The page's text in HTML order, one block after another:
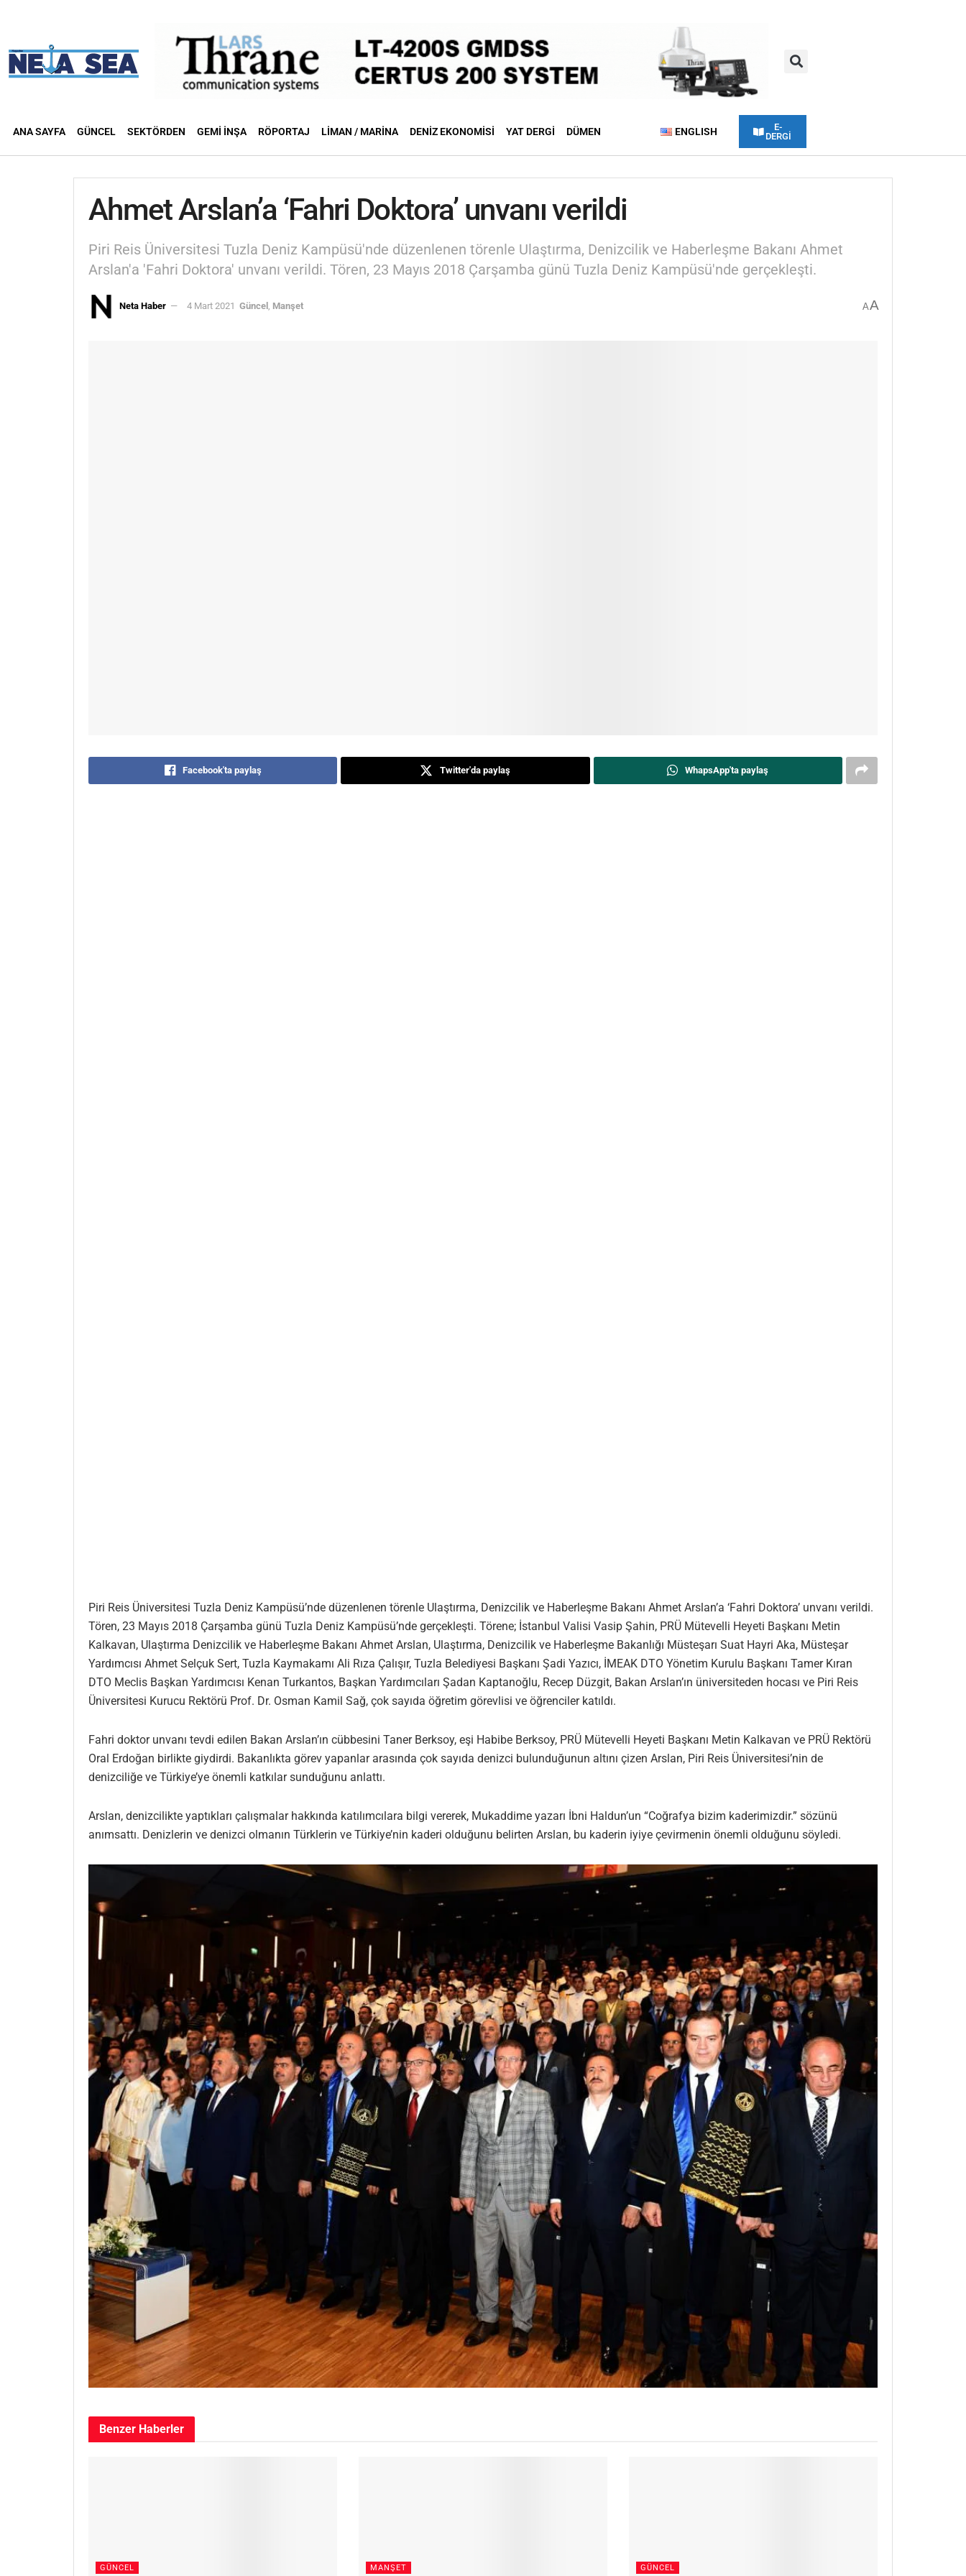
ANA SAYFA GÜNCEL SEKTÖRDEN GEMI İNŞA RÖPORTAJ LIMAN / MARINA DENIZ EKONOMISI YAT DERGI DÜMEN ENGLISH
E-
DERGİ
Ahmet Arslan’a ‘Fahri Doktora’ unvanı verildi
Piri Reis Üniversitesi Tuzla Deniz Kampüsü'nde düzenlenen törenle Ulaştırma, Denizcilik ve Haberleşme Bakanı Ahmet
Arslan'a 'Fahri Doktora' unvanı verildi. Tören, 23 Mayıs 2018 Çarşamba günü Tuzla Deniz Kampüsü'nde gerçekleşti.
Neta Haber 4 Mart 2021 Güncel Manşet AA
Facebook'ta paylaş Twitter'da paylaş WhapsApp'ta paylaş
Piri Reis Üniversitesi Tuzla Deniz Kampüsü’nde düzenlenen törenle Ulaştırma, Denizcilik ve Haberleşme Bakanı Ahmet Arslan’a ‘Fahri Doktora’ unvanı verildi.
Tören, 23 Mayıs 2018 Çarşamba günü Tuzla Deniz Kampüsü’nde gerçekleşti. Törene; İstanbul Valisi Vasip Şahin, PRÜ Mütevelli Heyeti Başkanı Metin
Kalkavan, Ulaştırma Denizcilik ve Haberleşme Bakanı Ahmet Arslan, Ulaştırma, Denizcilik ve Haberleşme Bakanlığı Müsteşarı Suat Hayri Aka, Müsteşar
Yardımcısı Ahmet Selçuk Sert, Tuzla Kaymakamı Ali Rıza Çalışır, Tuzla Belediyesi Başkanı Şadi Yazıcı, İMEAK DTO Yönetim Kurulu Başkanı Tamer Kıran
DTO Meclis Başkan Yardımcısı Kenan Turkantos, Başkan Yardımcıları Şadan Kaptanoğlu, Recep Düzgit, Bakan Arslan’ın üniversiteden hocası ve Piri Reis
Üniversitesi Kurucu Rektörü Prof. Dr. Osman Kamil Sağ, çok sayıda öğretim görevlisi ve öğrenciler katıldı.
Fahri doktor unvanı tevdi edilen Bakan Arslan’ın cübbesini Taner Berksoy, eşi Habibe Berksoy, PRÜ Mütevelli Heyeti Başkanı Metin Kalkavan ve PRÜ Rektörü
Oral Erdoğan birlikte giydirdi. Bakanlıkta görev yapanlar arasında çok sayıda denizci bulunduğunun altını çizen Arslan, Piri Reis Üniversitesi’nin de
denizciliğe ve Türkiye’ye önemli katkılar sunduğunu anlattı.
Arslan, denizcilikte yaptıkları çalışmalar hakkında katılımcılara bilgi vererek, Mukaddime yazarı İbni Haldun’un “Coğrafya bizim kaderimizdir.” sözünü
anımsattı. Denizlerin ve denizci olmanın Türklerin ve Türkiye’nin kaderi olduğunu belirten Arslan, bu kaderin iyiye çevirmenin önemli olduğunu söyledi.
Benzer Haberler
GÜNCEL MANŞET GÜNCEL